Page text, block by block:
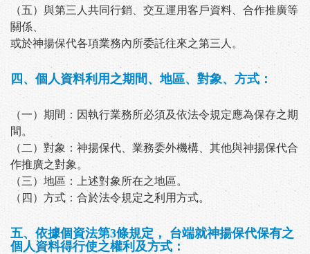
（五）與第三人共同行銷、交互運用客戶資料、合作推廣等
關係、
或於神揚保代各項業務內所委託往來之第三人。
四、個人資料利用之期間、地區、對象、方式：
（一）期間：因執行業務所必須及依法令規定應為保存之期
間。
（二）對象：神揚保代、業務委外機構、其他與神揚保代合
作推廣之對象。
（三）地區：上述對象所在之地區。
（四）方式：合於法令規定之利用方式。
五、依據個資法第3條規定， 台端就神揚保代保有之
個人資料得行使之權利及方式：